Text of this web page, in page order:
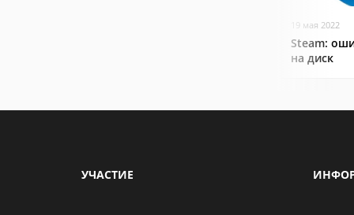
19 мая 2022
Steam:
на диск
УЧАСТИЕ